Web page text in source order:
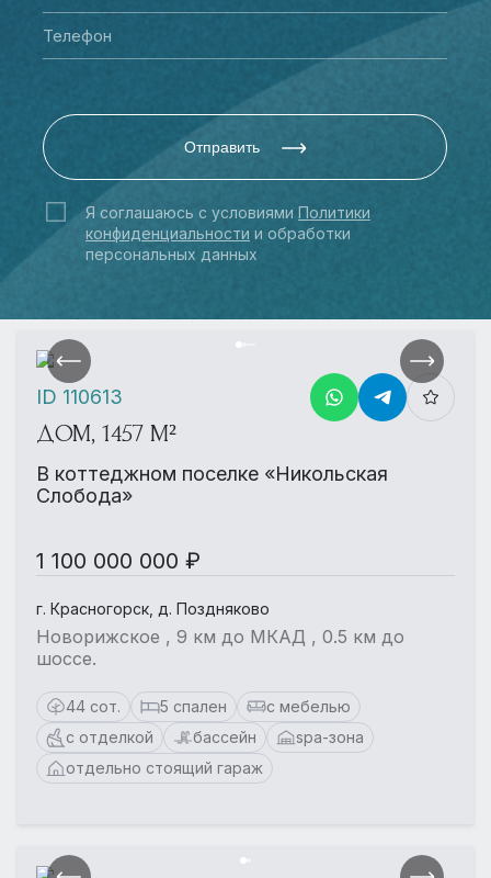
Я соглашаюсь с условиями Политики
конфиденциальности и обработки
персональных данных
Отправить
ДОМ, 1457 М²
В коттеджном поселке «Никольская
Слобода»
1 100 000 000 ₽
г. Красногорск, д. Поздняково
Новорижское , 9 км до МКАД , 0.5 км до
шоссе.
44 сот. 5 спален
с мебелью
с отделкой
бассейн
spa-зона
отдельно стоящий гараж
ID 110613